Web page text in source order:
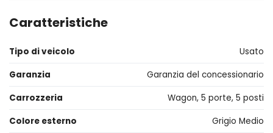
Caratteristiche
Tipo di veicolo
Usato
Garanzia
Garanzia del concessionario
Carrozzeria
Wagon, 5 porte, 5 posti
Colore esterno
Grigio Medio